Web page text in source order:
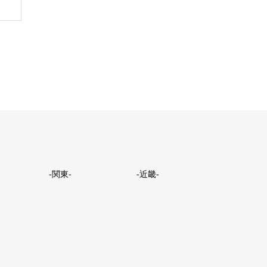
-関東- -近畿-